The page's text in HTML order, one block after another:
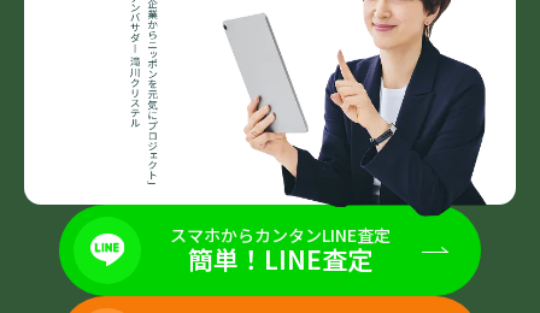
スマホからカンタンLINE査定
簡単！LINE査定